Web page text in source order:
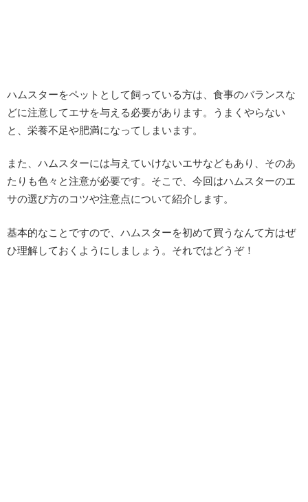
ハムスターをペットとして飼っている方は、食事のバランスな
どに注意してエサを与える必要があります。うまくやらない
と、栄養不足や肥満になってしまいます。
また、ハムスターには与えていけないエサなどもあり、そのあ
たりも色々と注意が必要です。そこで、今回はハムスターのエ
サの選び方のコツや注意点について紹介します。
基本的なことですので、ハムスターを初めて買うなんて方はぜ
ひ理解しておくようにしましょう。それではどうぞ！